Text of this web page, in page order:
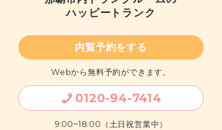
ハッピートランク
内覧予約をする
Webから無料予約ができます。
0120-94-7414
9:00~18:00（土日祝営業中）